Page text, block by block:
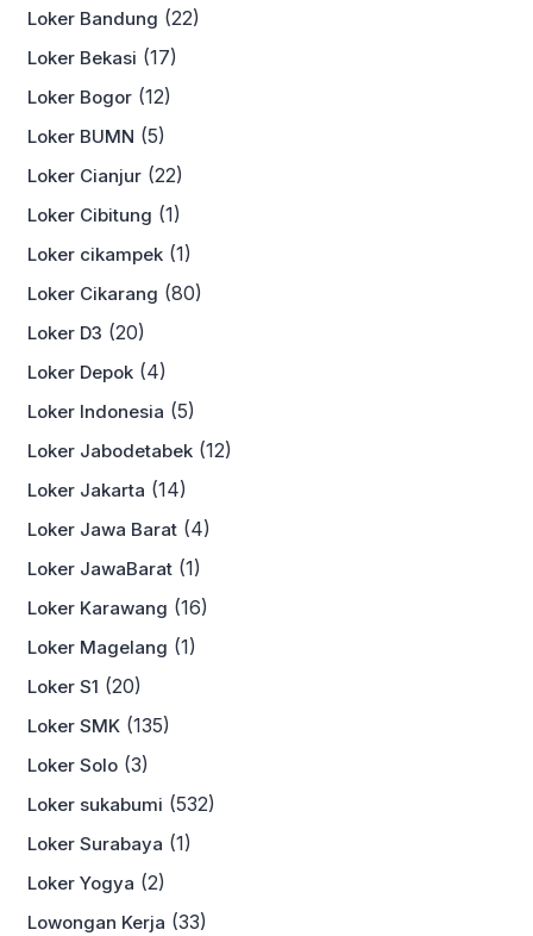
Loker Bandung (22)
Loker Bekasi (17)
Loker Bogor (12)
Loker BUMN (5)
Loker Cianjur (22)
Loker Cibitung (1)
Loker cikampek (1)
Loker Cikarang (80)
Loker D3 (20)
Loker Depok (4)
Loker Indonesia (5)
Loker Jabodetabek (12)
Loker Jakarta (14)
Loker Jawa Barat (4)
Loker JawaBarat (1)
Loker Karawang (16)
Loker Magelang (1)
Loker S1 (20)
Loker SMK (135)
Loker Solo (3)
Loker sukabumi (532)
Loker Surabaya (1)
Loker Yogya (2)
Lowongan Kerja (33)